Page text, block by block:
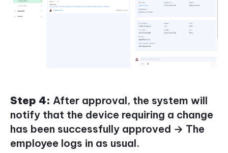
Step 4: After approval, the system will
notify that the device requiring a change
has been successfully approved → The
employee logs in as usual.